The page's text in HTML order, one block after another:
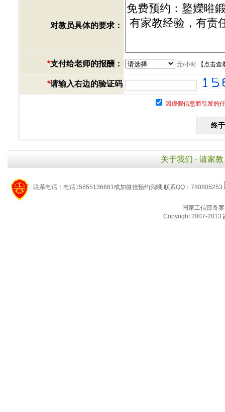
对教员具体的要求：
*支付给老师的报酬： 元/小时【 点击查
*请输入右边的验证码
因虚假信息而引发的
关于我们 - 请家教
联系电话：电话15655136681或加微信预约我哦 联系QQ：780805253
国家工信部备
Copyright 2007-2013